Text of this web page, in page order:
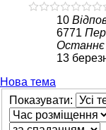
10
6771
Останнє
13
Нова тема
Показувати: